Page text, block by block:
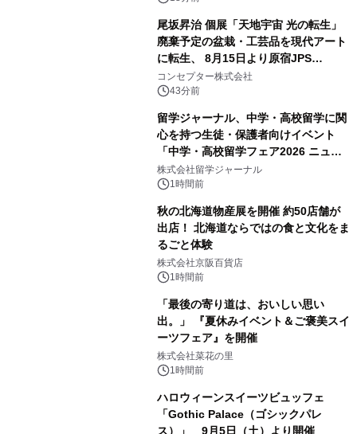
尾坂昇治 個展「天地宇宙 光の転生」
廃棄予定の盆栽・工芸品を現代アート
に転生、 8月15日より原宿JPS
Galleryにて約30点を展示
コンセプター株式会社
43分前
留学ジャーナル、中学・高校留学に関
心を持つ生徒・保護者向けイベント
「中学・高校留学フェア2026 ニュー
ジーランド＆オーストラリア」を
9/12(土)に開催
株式会社留学ジャーナル
1時間前
秋の北海道物産展を開催 約50店舗が
出店！ 北海道ならではの食と文化をま
るごと体験
株式会社京阪百貨店
1時間前
「最後の寄り道は、おいしい思い
出。」 『夏休みイベント＆ご褒美スイ
ーツフェア』を開催
株式会社菜花の里
1時間前
ハロウィーンスイーツビュッフェ
「Gothic Palace（ゴシックパレ
ス）」 9月5日（土）より開催